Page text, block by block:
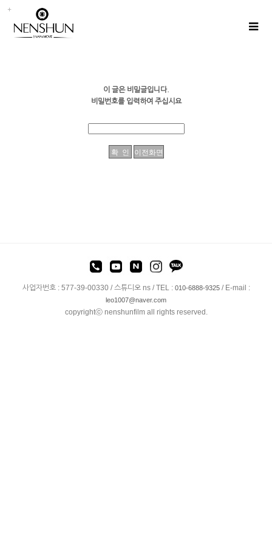
이 글은 비밀글입니다.
비밀번호를 입력하여 주십시요
사업자번호 : 577-39-00330 / 스튜디오 ns / TEL : 010-6888-9325/ E-mail :
leo1007@naver.com
copyrightⓒ nenshunfilm all rights reserved.